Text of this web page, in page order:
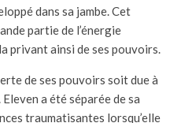
dans sa jambe. Cet
partie de l’énergie
privant ainsi de ses pouvoirs.
de ses pouvoirs soit due à
a été séparée de sa
traumatisantes lorsqu’elle